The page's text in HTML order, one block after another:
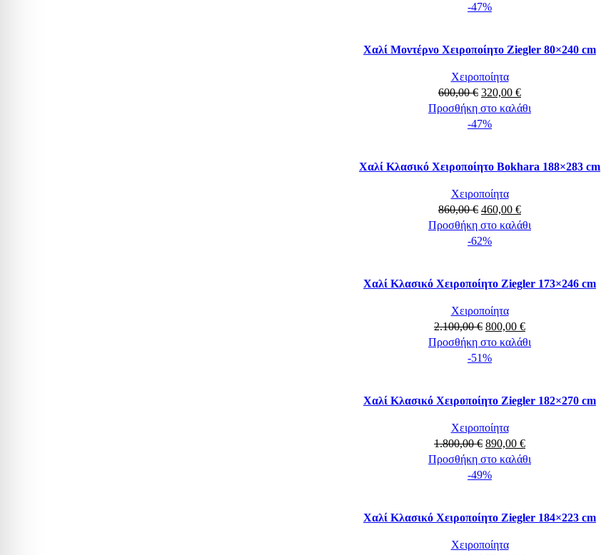
-47%
Χαλί Mοντέρνο Χειροποίητο Ziegler 80×240 cm
Χειροποίητα
600,00€ Original
price
was:
320,00 €Η
τρέχουσα
Προσθήκη στο καλάθι
-47%
Χαλί Κλασικό Χειροποίητο Bokhara 188×283 cm
Χειροποίητα
860,00€ Original
price
was:
460,00 €Η
τρέχουσα
Προσθήκη στο καλάθι
-62%
Χαλί Κλασικό Χειροποίητο Ziegler 173×246 cm
Χειροποίητα
2.100,00€ Original
price
was:
800,00 €Η
τρέχουσα
Προσθήκη στο καλάθι
-51%
Χαλί Κλασικό Χειροποίητο Ziegler 182×270 cm
Χειροποίητα
1.800,00€ Original
price
was:
890,00 €Η
τρέχουσα
Προσθήκη στο καλάθι
-49%
Χαλί Κλασικό Χειροποίητο Ziegler 184×223 cm
Χειροποίητα